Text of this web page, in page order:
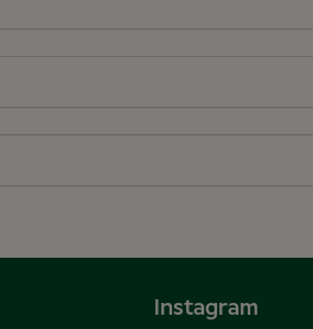
Instagram